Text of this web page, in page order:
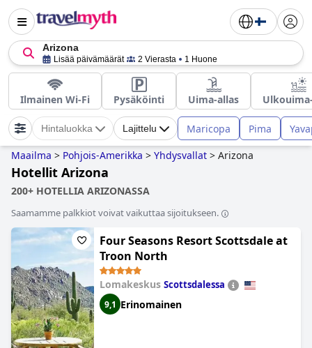
Arizona
Lisää päivämäärät 2 Vierasta 1 Huone
Ilmainen Wi-Fi Pysäköinti Uima-allas
Hintaluokka Lajittelu Maricopa Pima
Maailma > Pohjois-Amerikka > Yhdysvallat > Arizona
Hotellit Arizona
200+ HOTELLIA ARIZONASSA
Saamamme palkkiot voivat vaikuttaa sijoitukseen.
Four Seasons Resort Scottsdale at
Troon North
Lomakeskus Scottsdalessa
9,1 Erinomainen